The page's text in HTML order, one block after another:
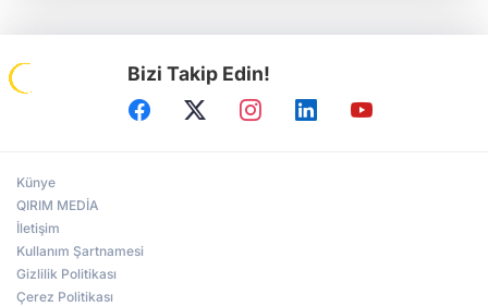
Bizi Takip Edin!
Künye
QIRIM MEDİA
İletişim
Kullanım Şartnamesi
Gizlilik Politikası
Çerez Politikası